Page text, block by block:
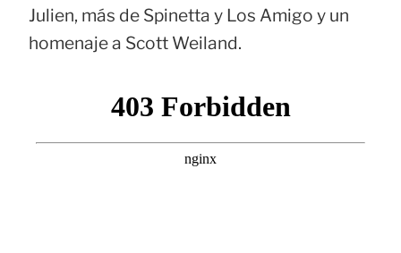
Julien, más de Spinetta y Los Amigo y un
homenaje a Scott Weiland.